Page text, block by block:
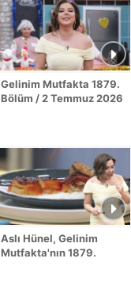
Gelinim Mutfakta 1879.
Bölüm / 2 Temmuz 2026
Aslı Hünel, Gelinim
Mutfakta'nın 1879.